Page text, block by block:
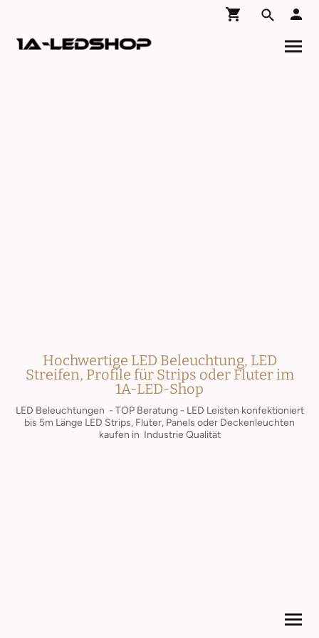
Hochwertige LED Beleuchtung, LED
Streifen, Profile für Strips oder Fluter im
1A-LED-Shop
LED Beleuchtungen - TOP Beratung - LED Leisten konfektioniert
bis 5m Länge LED Strips, Fluter, Panels oder Deckenleuchten
kaufen in Industrie Qualität